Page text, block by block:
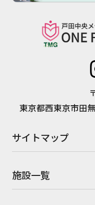
東京都西東京市田
サイトマップ
施設一覧